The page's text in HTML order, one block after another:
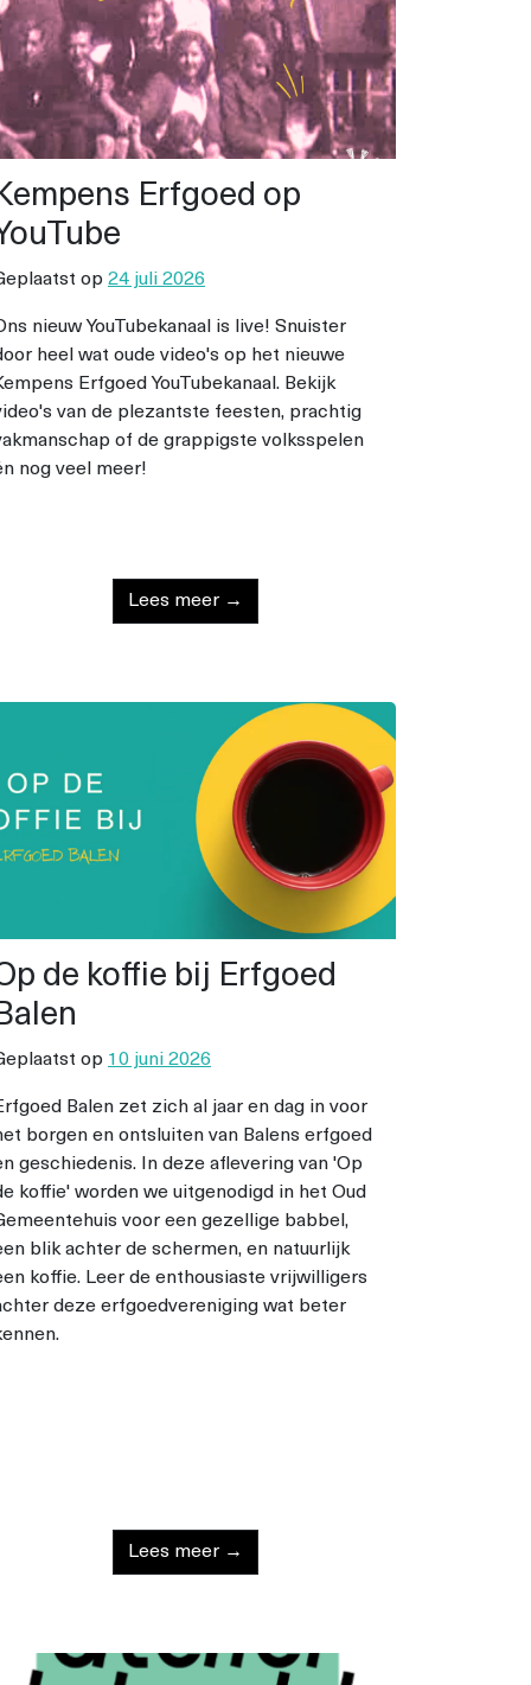
Erfgoed op
op 24 juli 2026
nieuw YouTubekanaal is live! Snuister
heel wat oude video's op het nieuwe
Erfgoed YouTubekanaal. Bekijk
van de plezantste feesten, prachtig
of de grappigste volksspelen
nog veel meer!
Lees meer →
de koffie bij Erfgoed
op 10 juni 2026
Balen zet zich al jaar en dag in voor
borgen en ontsluiten van Balens erfgoed
geschiedenis. In deze aflevering van 'Op
koffie' worden we uitgenodigd in het Oud
voor een gezellige babbel,
blik achter de schermen, en natuurlijk
koffie. Leer de enthousiaste vrijwilligers
deze erfgoedvereniging wat beter
Lees meer →